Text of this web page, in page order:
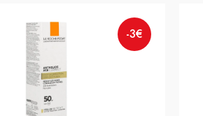
-3€